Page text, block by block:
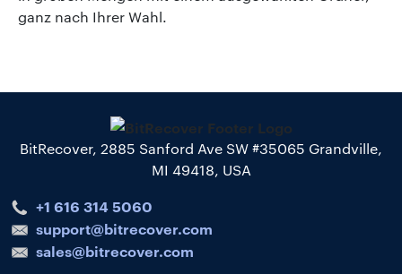
ganz nach Ihrer Wahl.
BitRecover, 2885 Sanford Ave SW #35065 Grandville,
MI 49418, USA
+1 616 314 5060
support@bitrecover.com
sales@bitrecover.com